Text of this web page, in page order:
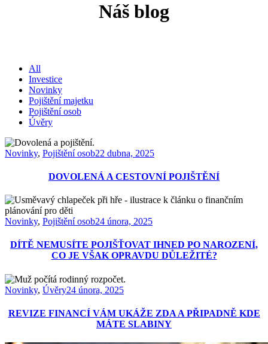
Náš blog
All
Investice
Novinky
Pojištění majetku
Pojištění osob
Úvěry
Novinky, Pojištění osob22 dubna, 2025
DOVOLENÁ A CESTOVNÍ POJIŠTĚNÍ
Novinky, Pojištění osob24 února, 2025
DÍTĚ NEMUSÍTE POJIŠŤOVAT IHNED PO NAROZENÍ,
CO JE VŠAK OPRAVDU DŮLEŽITÉ?
Novinky, Úvěry24 února, 2025
REVIZE FINANCÍ VÁM UKÁŽE ZDA A PŘIPADNĚ KDE
MÁTE SLABINY